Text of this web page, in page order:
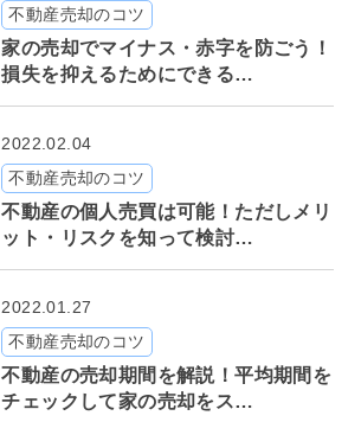
不動産売却のコツ
家の売却でマイナス・赤字を防ごう！
損失を抑えるためにできる…
2022.02.04
不動産売却のコツ
不動産の個人売買は可能！ただしメリ
ット・リスクを知って検討…
2022.01.27
不動産売却のコツ
不動産の売却期間を解説！平均期間を
チェックして家の売却をス…